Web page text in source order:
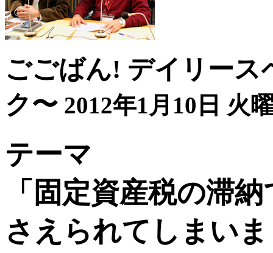
ごごばん! デイリース
ク〜 2012年1月10日 火
テーマ
「固定資産税の滞
さえられてしまい